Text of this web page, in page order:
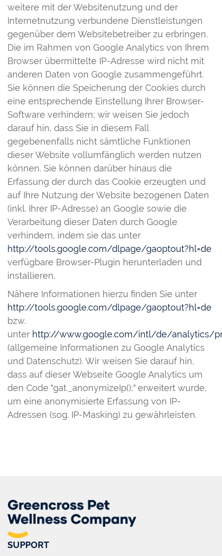
weitere mit der Websitenutzung und der
Internetnutzung verbundene Dienstleistungen
gegenüber dem Websitebetreiber zu erbringen.
Die im Rahmen von Google Analytics von Ihrem
Browser übermittelte IP-Adresse wird nicht mit
anderen Daten von Google zusammengeführt.
Sie können die Speicherung der Cookies durch
eine entsprechende Einstellung Ihrer Browser-
Software verhindern; wir weisen Sie jedoch
darauf hin, dass Sie in diesem Fall
gegebenenfalls nicht sämtliche Funktionen
dieser Website vollumfänglich werden nutzen
können. Sie können darüber hinaus die
Erfassung der durch das Cookie erzeugten und
auf Ihre Nutzung der Website bezogenen Daten
(inkl. Ihrer IP-Adresse) an Google sowie die
Verarbeitung dieser Daten durch Google
verhindern, indem sie das unter
http://tools.google.com/dlpage/gaoptout?hl=de
verfügbare Browser-Plugin herunterladen und
installieren.
Nähere Informationen hierzu finden Sie unter
http://tools.google.com/dlpage/gaoptout?hl=de
bzw.
unter http://www.google.com/intl/de/analytics/
(allgemeine Informationen zu Google Analytics
und Datenschutz). Wir weisen Sie darauf hin,
dass auf dieser Webseite Google Analytics um
den Code "gat._anonymizeIp();" erweitert wurde,
um eine anonymisierte Erfassung von IP-
Adressen (sog. IP-Masking) zu gewährleisten.
SUPPORT